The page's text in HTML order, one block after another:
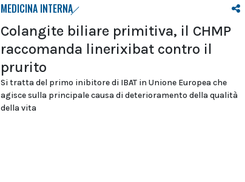
MEDICINA INTERNA
Colangite biliare primitiva, il CHMP
raccomanda linerixibat contro il
prurito
Si tratta del primo inibitore di IBAT in Unione Europea che
agisce sulla principale causa di deterioramento della qualità
della vita